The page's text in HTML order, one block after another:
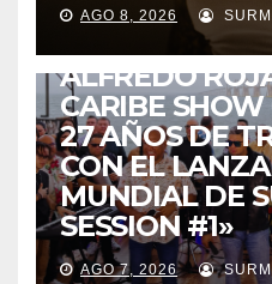
AGO 8, 2026
ENTRETENIMIENTO GUARACHA
ZULIA
ALFREDO
CARIBE
27 AÑOS DE
CON EL
MUNDIAL DE
SESSION #1»
AGO 7, 2026